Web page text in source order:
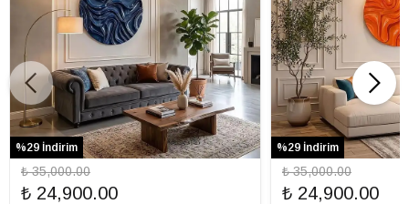
%29 İndirim
₺ 35,000.00
₺ 24,900.00
%29 İndirim
₺ 35,000.00
₺ 24,900.00